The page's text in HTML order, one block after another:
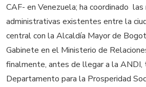
CAF- en Venezuela; ha coordinado
administrativas existentes entre la
central con la Alcaldía Mayor de
Gabinete en el Ministerio de
finalmente, antes de llegar a la ANDI,
Departamento para la Prosperidad